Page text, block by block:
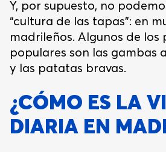
Y, por supuesto, no
“cultura de las tapas”: en
madrileños. Algunos de los
populares son las gambas
y las patatas bravas.
¿CÓMO ES LA
DIARIA EN